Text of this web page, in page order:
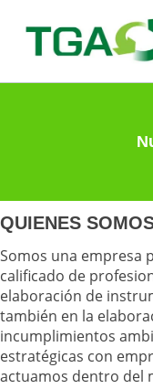
QUIENES
Somos una empresa
calificado de
elaboración de
también en la
incumplimientos
estratégicas con
actuamos dentro del